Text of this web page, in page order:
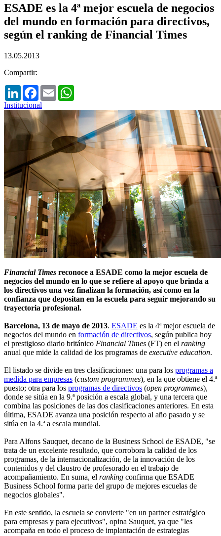
ESADE es la 4ª mejor escuela de negocios
del mundo en formación para directivos,
según el ranking de Financial Times
13.05.2013
Compartir:
LinkedInFacebook
Email
Institucional
Financial Times reconoce a ESADE como la mejor escuela de
negocios del mundo en lo que se refiere al apoyo que brinda a
los directivos una vez finalizan la formación, así como en la
confianza que depositan en la escuela para seguir mejorando su
trayectoria profesional.
Barcelona, 13 de mayo de 2013. ESADE es la 4ª mejor escuela de
negocios del mundo en formación de directivos, según publica hoy
el prestigioso diario británico Financial Times (FT) en el ranking
anual que mide la calidad de los programas de executive education.
El listado se divide en tres clasificaciones: una para los programas a
medida para empresas (custom programmes), en la que obtiene el 4.ª
puesto; otra para los programas de directivos (open programmes),
donde se sitúa en la 9.ª posición a escala global, y una tercera que
combina las posiciones de las dos clasificaciones anteriores. En esta
última, ESADE avanza una posición respecto al año pasado y se
sitúa en la 4.ª a escala mundial.
Para Alfons Sauquet, decano de la Business School de ESADE, "se
trata de un excelente resultado, que corrobora la calidad de los
programas, de la internacionalización, de la innovación de los
contenidos y del claustro de profesorado en el trabajo de
acompañamiento. En suma, el ranking confirma que ESADE
Business School forma parte del grupo de mejores escuelas de
negocios globales".
En este sentido, la escuela se convierte "en un partner estratégico
para empresas y para ejecutivos", opina Sauquet, ya que "les
acompaña en todo el proceso de implantación de estrategias